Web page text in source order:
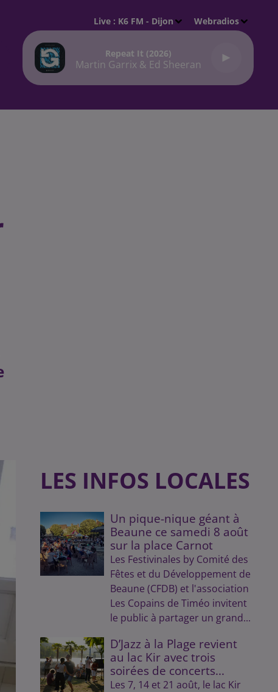
Live : K6 FM - Dijon Webradios
Repeat It (2026)
Martin Garrix & Ed Sheeran
LES INFOS LOCALES
Un pique-nique géant à
Beaune ce samedi 8 août
sur la place Carnot
Les Festivinales by Comité des
Fêtes et du Développement de
Beaune (CFDB) et l'association
Les Copains de Timéo invitent
le public à partager un grand...
D’Jazz à la Plage revient
au lac Kir avec trois
soirées de concerts...
Les 7, 14 et 21 août, le lac Kir